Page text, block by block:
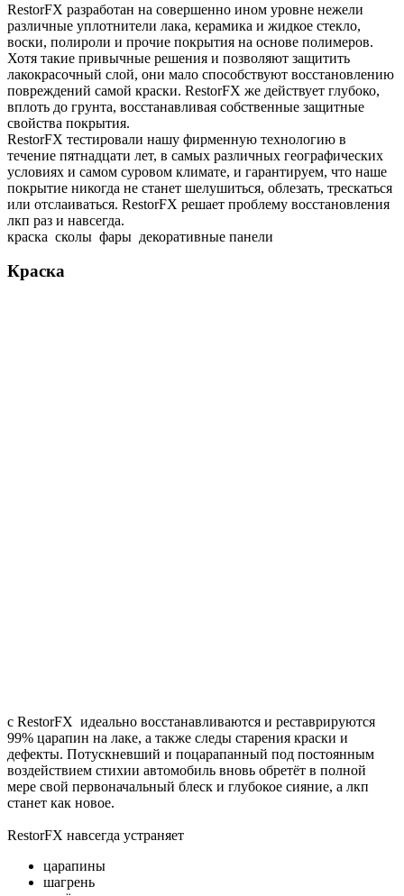
RestorFX разработан на совершенно ином уровне нежели
различные уплотнители лака, керамика и жидкое стекло,
воски, полироли и прочие покрытия на основе полимеров.
Хотя такие привычные решения и позволяют защитить
лакокрасочный слой, они мало способствуют восстановлению
повреждений самой краски. RestorFX же действует глубоко,
вплоть до грунта, восстанавливая собственные защитные
свойства покрытия.
RestorFX тестировали нашу фирменную технологию в
течение пятнадцати лет, в самых различных географических
условиях и самом суровом климате, и гарантируем, что наше
покрытие никогда не станет шелушиться, облезать, трескаться
или отслаиваться. RestorFX решает проблему восстановления
лкп раз и навсегда.
краска сколы фары декоративные панели
Краска
с RestorFX идеально восстанавливаются и реставрируются
99% царапин на лаке, а также следы старения краски и
дефекты. Потускневший и поцарапанный под постоянным
воздействием стихии автомобиль вновь обретёт в полной
мере свой первоначальный блеск и глубокое сияние, а лкп
станет как новое.
RestorFX навсегда устраняет
царапины
шагрень